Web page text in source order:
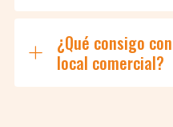
¿Qué consigo
local comercial?